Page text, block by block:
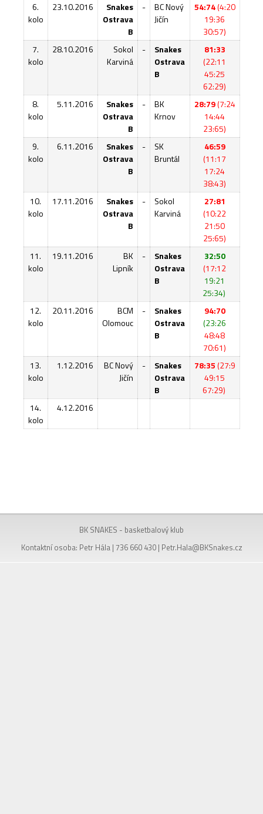
6.
kolo
23.10.2016
Snakes
Ostrava
B
-
BC Nový
Jičín
54:74(4:20
19:36
30:57)
7.
kolo
28.10.2016
Sokol
Karviná
-
Snakes
Ostrava
B
81:33
(22:11
45:25
62:29)
8.
kolo
5.11.2016
Snakes
Ostrava
B
-
BK
Krnov
28:79(7:24
14:44
23:65)
9.
kolo
6.11.2016
Snakes
Ostrava
B
-
SK
Bruntál
46:59
(11:17
17:24
38:43)
10.
kolo
17.11.2016
Snakes
Ostrava
B
-
Sokol
Karviná
27:81
(10:22
21:50
25:65)
11.
kolo
19.11.2016
BK
Lipník
-
Snakes
Ostrava
B
32:50
(17:12
19:21
25:34)
12.
kolo
20.11.2016
BCM
Olomouc
-
Snakes
Ostrava
B
94:70
(23:26
48:48
70:61)
13.
kolo
1.12.2016
BC Nový
Jičín
-
Snakes
Ostrava
B
78:35(27:9
49:15
67:29)
14.
kolo
4.12.2016
BK SNAKES - basketbalový klub
Kontaktní osoba: Petr Hála | 736 660 430 | Petr.Hala@BKSnakes.cz